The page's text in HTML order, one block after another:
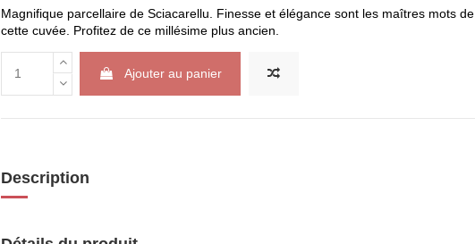
Magnifique parcellaire de Sciacarellu. Finesse et élégance sont les maîtres mots de
cette cuvée. Profitez de ce millésime plus ancien.
Ajouter au panier
Description